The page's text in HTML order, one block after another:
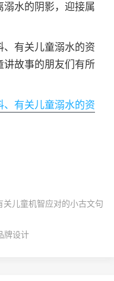
水的阴影，迎接属
、有关儿童溺水的资
讲故事的朋友们有所
、有关儿童溺水的资
儿童机智应对的小古文句
牌设计